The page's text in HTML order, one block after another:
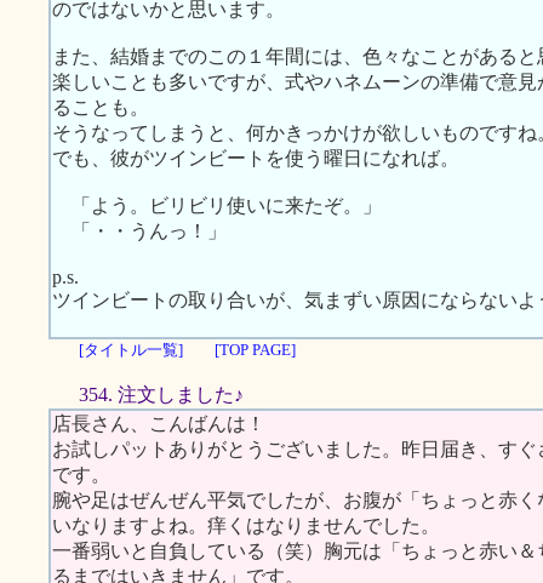
のではないかと思います。
また、結婚までのこの１年間には、色々なことがあると
楽しいことも多いですが、式やハネムーンの準備で意
ることも。
そうなってしまうと、何かきっかけが欲しいものですね
でも、彼がツインビートを使う曜日になれば。
「よう。ビリビリ使いに来たぞ。」
「・・うんっ！」
p.s.
ツインビートの取り合いが、気まずい原因にならない
[タイトル一覧] [TOP PAGE]
354. 注文しました♪
店長さん、こんばんは！
お試しパットありがとうございました。昨日届き、す
です。
腕や足はぜんぜん平気でしたが、お腹が「ちょっと赤
いなりますよね。痒くはなりませんでした。
一番弱いと自負している（笑）胸元は「ちょっと赤い
るまではいきません」です。